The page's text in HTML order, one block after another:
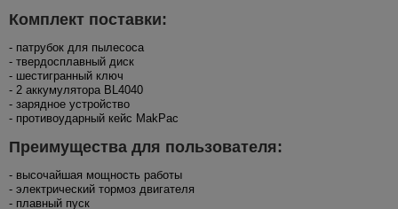
Комплект поставки:
- патрубок для пылесоса
- твердосплавный диск
- шестигранный ключ
- 2 аккумулятора BL4040
- зарядное устройство
- противоударный кейс MakPac
Преимущества для пользователя:
- высочайшая мощность работы
- электрический тормоз двигателя
- плавный пуск